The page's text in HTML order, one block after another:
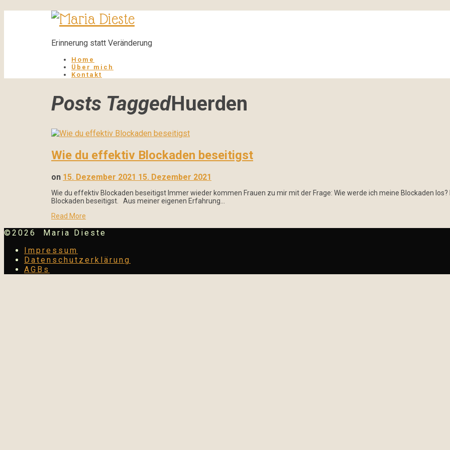
Maria
Erinnerung statt Veränderung
Home
Über mich
Kontakt
Posts TaggedHuerden
Wie du effektiv Blockaden beseitigst
on 15. Dezember 2021 15. Dezember 2021
Wie du effektiv Blockaden beseitigst Immer wieder kommen Frauen zu mir mit der Frage: Wie werde ich meine Blockaden
Blockaden beseitigst. Aus meiner eigenen Erfahrung…
Read More
©2026 Maria Dieste
Impressum
Datenschutzerklärung
AGBs